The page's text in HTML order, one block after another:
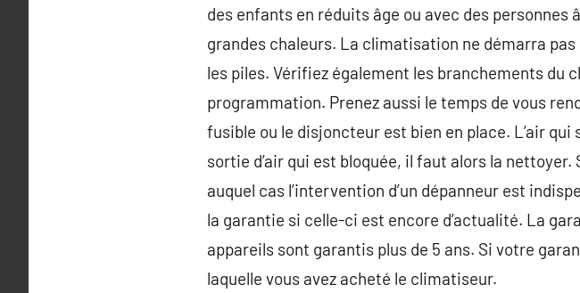
des enfants en réduits âge ou avec des
grandes chaleurs. La climatisation ne démarra
les piles. Vérifiez également les branchements du
programmation. Prenez aussi le temps de vous
fusible ou le disjoncteur est bien en place. L’air qui
sortie d’air qui est bloquée, il faut alors la
auquel cas l’intervention d’un dépanneur est
la garantie si celle-ci est encore d’actualité. La
appareils sont garantis plus de 5 ans. Si votre
laquelle vous avez acheté le climatiseur.